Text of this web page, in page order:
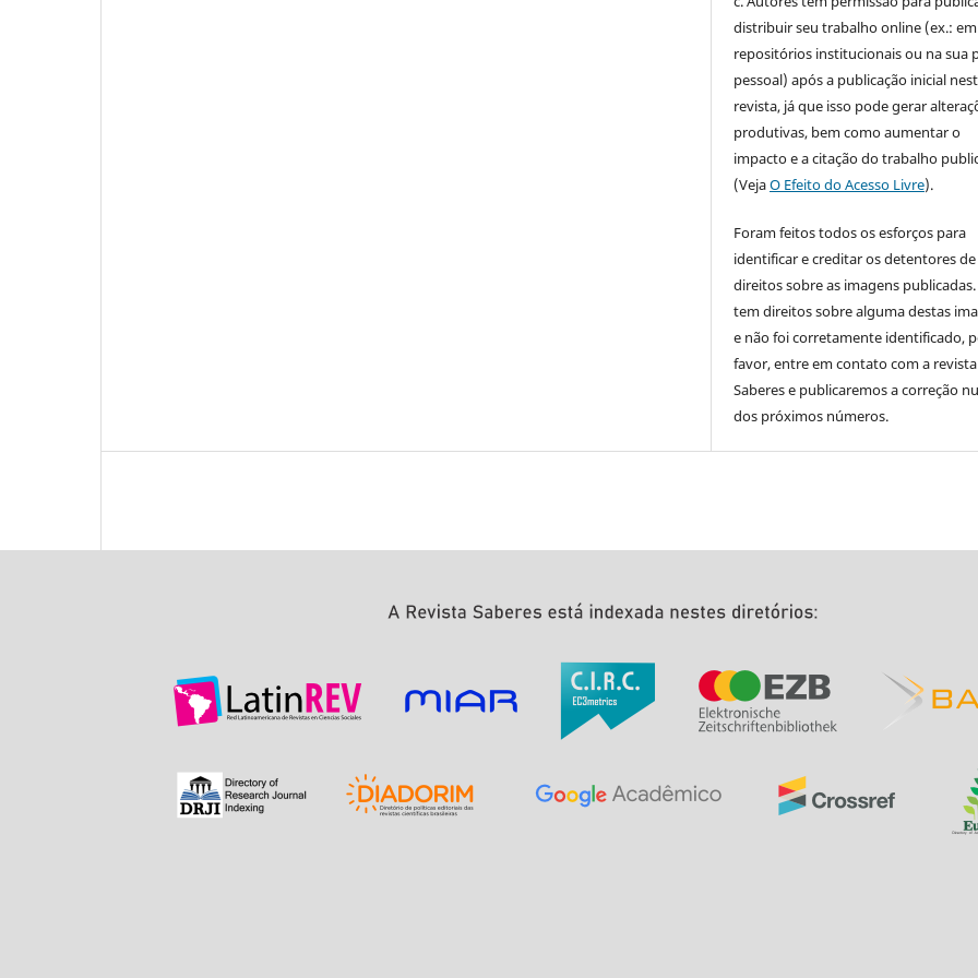
distribuir seu trabalho online (ex.: em
repositórios institucionais ou na sua
pessoal) após a publicação inicial
revista, já que isso pode gerar
produtivas, bem como aumentar o
impacto e a citação do trabalho
(VejaO Efeito do Acesso Livre).
Foram feitos todos os esforços para
identificar e creditar os detentores de
direitos sobre as imagens publicadas.
tem direitos sobre alguma destas
e não foi corretamente identificado,
favor, entre em contato com a revista
Saberes e publicaremos a correção
dos próximos números.